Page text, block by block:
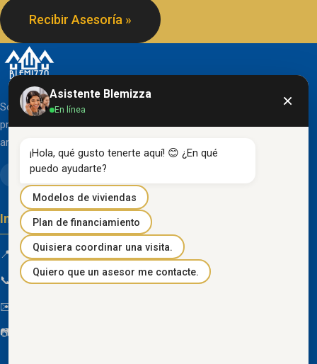
Recibir Asesoría »
Somos una organización líder en el desarrollo de
proyectos inmobiliarios que destacan por su diseño
arquitectónico clásico y acabados de primera línea.
Información de contacto
📍 Km 85 Vía Progreso, Playas, Guayas, Ecuador
📞 096 934 4318
✉️
📷
Asistente Blemizza
En línea ×
¡Hola, qué gusto tenerte aquí! 😊 ¿En qué
puedo ayudarte?
Modelos de viviendas
Plan de financiamiento
Quisiera coordinar una visita.
Quiero que un asesor me contacte.